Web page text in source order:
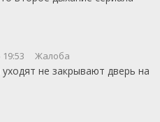
19:53 Жалоба
не закрывают дверь на